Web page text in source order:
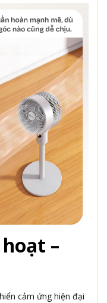
–
cảm ứng hiện đại